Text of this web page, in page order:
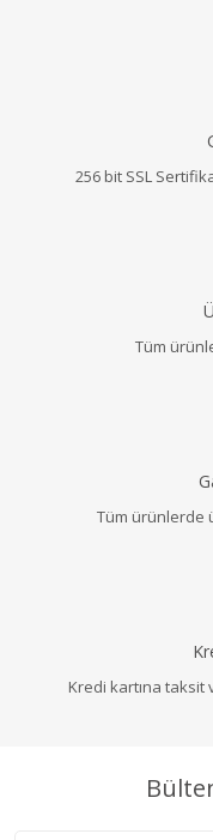
256 bit SSL
Tüm
Tüm ürünlerde
Kredi kartına taksit